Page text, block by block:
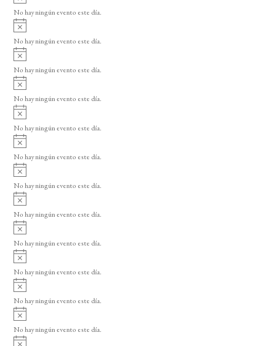
o
v
i
o
No hay ningún evento este día.
A
v
i
o
No hay ningún evento este día.
A
v
i
o
No hay ningún evento este día.
A
v
i
o
No hay ningún evento este día.
A
v
i
o
No hay ningún evento este día.
A
v
i
o
No hay ningún evento este día.
A
v
i
o
No hay ningún evento este día.
A
v
i
o
No hay ningún evento este día.
A
v
i
o
No hay ningún evento este día.
A
v
i
o
No hay ningún evento este día.
A
v
i
o
No hay ningún evento este día.
A
v
i
No hay ningún evento este día.
A